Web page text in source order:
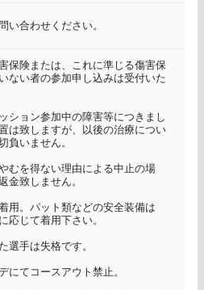
い合わせください。
保険または、これに準じる傷害保
ない者の参加申し込みは受付いた
ション参加中の障害等につきまし
は致しますが、以後の治療につい
負いません。
むを得ない理由による中止の場
金致しません。
用。パット類などの安全装備は
応じて着用下さい。
選手は失格です。
にてコースアウト禁止。